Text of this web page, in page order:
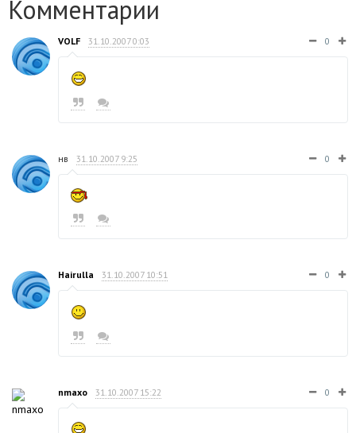
Комментарии
VOLF 31.10.2007 0:03 0
нв 31.10.2007 9:25 0
Hairulla 31.10.2007 10:51 0
nmaxo 31.10.2007 15:22 0